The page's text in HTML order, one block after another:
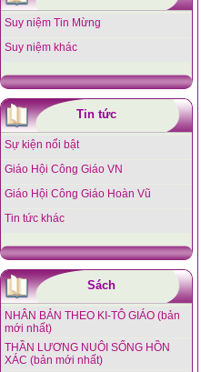
Suy niệm Tin Mừng
Suy niệm khác
Tin tức
Sự kiện nổi bật
Giáo Hội Công Giáo VN
Giáo Hội Công Giáo Hoàn Vũ
Tin tức khác
Sách
NHÂN BẢN THEO KI-TÔ GIÁO (bản
mới nhất)
THẦN LƯƠNG NUÔI SỐNG HỒN
XÁC (bản mới nhất)